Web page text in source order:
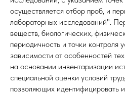
осуществляется отбор проб, и
лабораторных исследований".
веществ, биологических,
периодичность и точки контроля
зависимости от особенностей
на основании инвентаризации
специальной оценки условий
позволяющих идентифицировать